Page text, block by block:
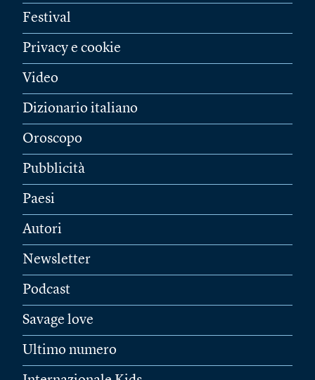
Festival
Privacy e cookie
Video
Dizionario italiano
Oroscopo
Pubblicità
Paesi
Autori
Newsletter
Podcast
Savage love
Ultimo numero